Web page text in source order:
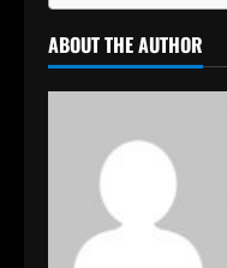
ABOUT THE AUTHOR